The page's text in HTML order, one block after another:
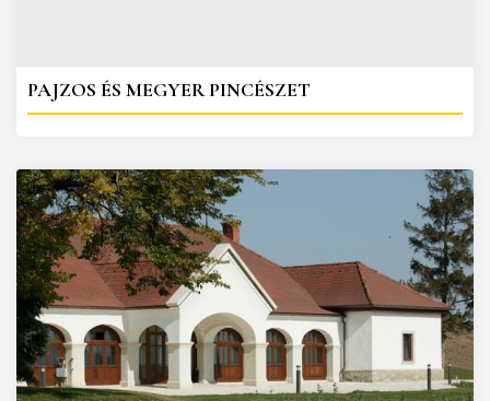
PAJZOS ÉS MEGYER PINCÉSZET